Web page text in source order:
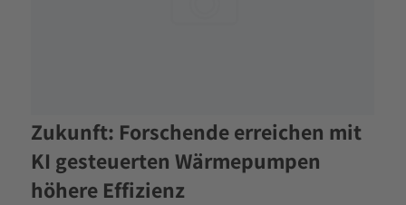
Zukunft: Forschende erreichen mit
KI gesteuerten Wärmepumpen
höhere Effizienz